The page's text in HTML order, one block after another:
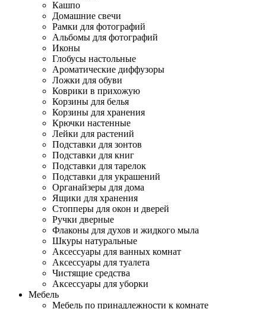
Кашпо
Домашние свечи
Рамки для фотографий
Альбомы для фотографий
Иконы
Глобусы настольные
Ароматические диффузоры
Ложки для обуви
Коврики в прихожую
Корзины для белья
Корзины для хранения
Крючки настенные
Лейки для растений
Подставки для зонтов
Подставки для книг
Подставки для тарелок
Подставки для украшений
Органайзеры для дома
Ящики для хранения
Стопперы для окон и дверей
Ручки дверные
Флаконы для духов и жидкого мыла
Шкуры натуральные
Аксессуары для ванных комнат
Аксессуары для туалета
Чистящие средства
Аксессуары для уборки
Мебель
Мебель по принадлежности к комнате